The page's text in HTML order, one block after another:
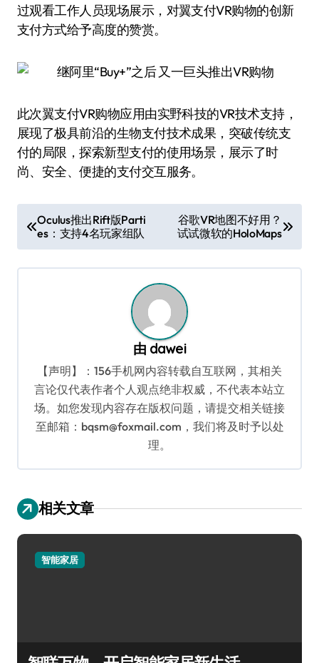
过观看工作人员现场展示，对翼支付VR购物的创新
支付方式给予高度的赞赏。
此次翼支付VR购物应用由实野科技的VR技术支持，
展现了极具前沿的生物支付技术成果，突破传统支
付的局限，探索新型支付的使用场景，展示了时
尚、安全、便捷的支付交互服务。
章
导
Oculus推出Rift版Parti
es：支持4名玩家组队
谷歌VR地图不好用？
试试微软的HoloMaps
由 dawei
【声明】：156手机网内容转载自互联网，其相关
言论仅代表作者个人观点绝非权威，不代表本站立
场。如您发现内容存在版权问题，请提交相关链接
至邮箱：bqsm@foxmail.com，我们将及时予以处
理。
相关文章
智能家居